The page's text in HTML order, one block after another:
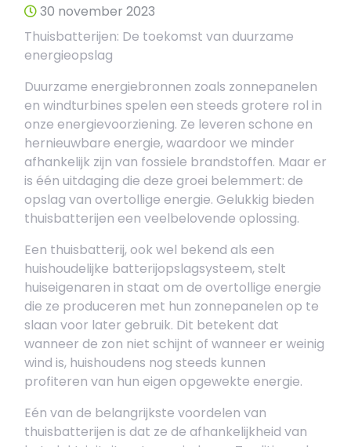
30 november 2023
Thuisbatterijen: De toekomst van duurzame
energieopslag
Duurzame energiebronnen zoals zonnepanelen
en windturbines spelen een steeds grotere rol in
onze energievoorziening. Ze leveren schone en
hernieuwbare energie, waardoor we minder
afhankelijk zijn van fossiele brandstoffen. Maar er
is één uitdaging die deze groei belemmert: de
opslag van overtollige energie. Gelukkig bieden
thuisbatterijen een veelbelovende oplossing.
Een thuisbatterij, ook wel bekend als een
huishoudelijke batterijopslagsysteem, stelt
huiseigenaren in staat om de overtollige energie
die ze produceren met hun zonnepanelen op te
slaan voor later gebruik. Dit betekent dat
wanneer de zon niet schijnt of wanneer er weinig
wind is, huishoudens nog steeds kunnen
profiteren van hun eigen opgewekte energie.
Eén van de belangrijkste voordelen van
thuisbatterijen is dat ze de afhankelijkheid van